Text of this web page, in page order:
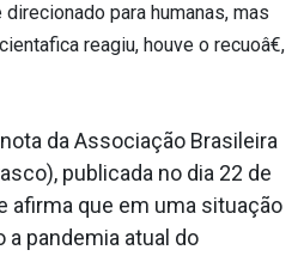
para humanas, mas
reagiu, houve o recuoâ€,
da Associação Brasileira
publicada no dia 22 de
afirma que em uma situação
pandemia atual do